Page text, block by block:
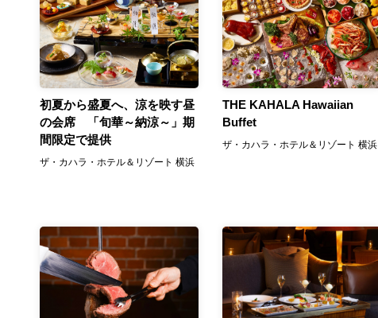
初夏から盛夏へ、涼を映す昼
の会席 「旬華～納涼～」期
間限定で提供
ザ・カハラ・ホテル＆リゾート 横浜
THE KAHALA Hawaiian
Buffet
ザ・カハラ・ホテル＆リゾート 横浜